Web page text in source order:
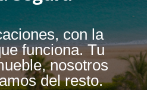
con la
funciona. Tu
nosotros
del resto.